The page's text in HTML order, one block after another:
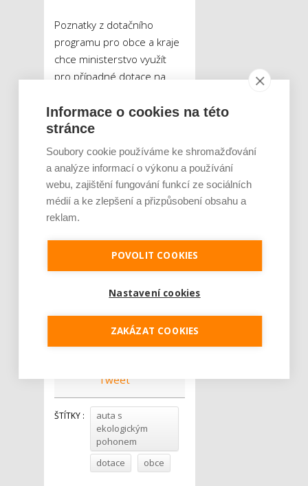
Poznatky z dotačního
programu pro obce a kraje
chce ministerstvo využít
pro případné dotace na
osoby.„Zhodnocení
zkušeností s novou výzvou
nám přinese cenné poznatky
pro budoucí možné rozšíření
podobné dotační podpory
pro další skupiny žadatelů,
například pro fyzické osoby.
uvedla k dotacím na
elektromobily pro občany
Petra Roubíčková.
Tweet
ŠTÍTKY :
auta s
ekologickým
pohonem
dotace
obce
Informace o cookies na této
stránce
Soubory cookie používáme ke shromažďování
a analýze informací o výkonu a používání
webu, zajištění fungování funkcí ze sociálních
médií a ke zlepšení a přizpůsobení obsahu a
reklam.
POVOLIT COOKIES
Nastavení cookies
ZAKÁZAT COOKIES